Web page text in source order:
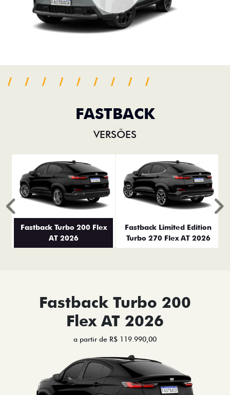
FASTBACK
VERSÕES
Fastback Turbo 200 Flex
AT 2026
Fastback Limited Edition
Turbo 270 Flex AT 2026
Anterior
Fastback Turbo 200
Flex AT 2026
a partir de R$ 119.990,00